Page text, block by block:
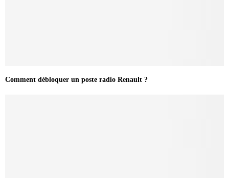
Comment débloquer un poste radio Renault ?